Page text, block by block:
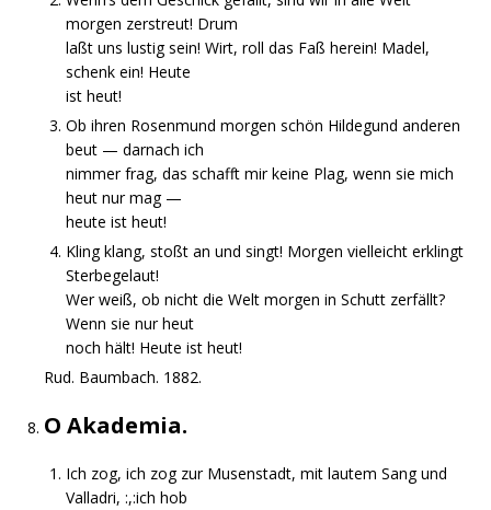
morgen zerstreut! Drum
laßt uns lustig sein! Wirt, roll das Faß herein! Madel,
schenk ein! Heute
ist heut!
Ob ihren Rosenmund morgen schön Hildegund anderen
beut — darnach ich
nimmer frag, das schafft mir keine Plag, wenn sie mich
heut nur mag —
heute ist heut!
Kling klang, stoßt an und singt! Morgen vielleicht erklingt
Sterbegelaut!
Wer weiß, ob nicht die Welt morgen in Schutt zerfällt?
Wenn sie nur heut
noch hält! Heute ist heut!
Rud. Baumbach. 1882.
O Akademia.
Ich zog, ich zog zur Musenstadt, mit lautem Sang und
Valladri, :,:ich hob